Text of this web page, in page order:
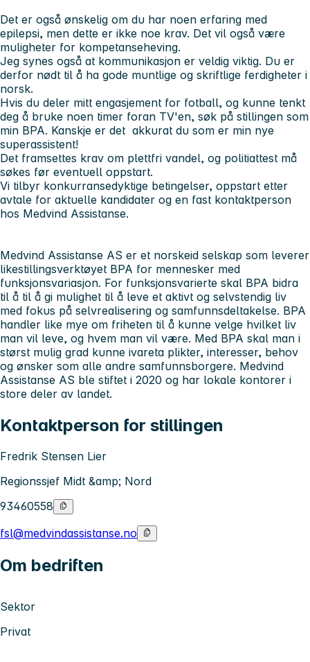
Det er også ønskelig om du har noen erfaring med
epilepsi, men dette er ikke noe krav. Det vil også være
muligheter for kompetanseheving.
Jeg synes også at kommunikasjon er veldig viktig. Du er
derfor nødt til å ha gode muntlige og skriftlige ferdigheter i
norsk.
Hvis du deler mitt engasjement for fotball, og kunne tenkt
deg å bruke noen timer foran TV'en, søk på stillingen som
min BPA. Kanskje er det akkurat du som er min nye
superassistent!
Det framsettes krav om plettfri vandel, og politiattest må
søkes før eventuell oppstart.
Vi tilbyr konkurransedyktige betingelser, oppstart etter
avtale for aktuelle kandidater og en fast kontaktperson
hos Medvind Assistanse.
Medvind Assistanse AS er et norskeid selskap som leverer
likestillingsverktøyet BPA for mennesker med
funksjonsvariasjon. For funksjonsvarierte skal BPA bidra
til å til å gi mulighet til å leve et aktivt og selvstendig liv
med fokus på selvrealisering og samfunnsdeltakelse. BPA
handler like mye om friheten til å kunne velge hvilket liv
man vil leve, og hvem man vil være. Med BPA skal man i
størst mulig grad kunne ivareta plikter, interesser, behov
og ønsker som alle andre samfunnsborgere. Medvind
Assistanse AS ble stiftet i 2020 og har lokale kontorer i
store deler av landet.
Kontaktperson for stillingen
Fredrik Stensen Lier
Regionssjef Midt &amp; Nord
93460558
fsl@medvindassistanse.no
Om bedriften
Sektor
Privat